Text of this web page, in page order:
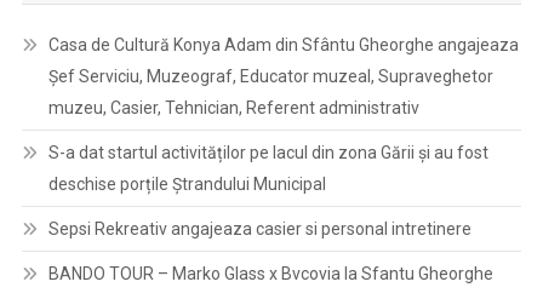
Casa de Cultură Konya Adam din Sfântu Gheorghe angajeaza
Șef Serviciu, Muzeograf, Educator muzeal, Supraveghetor
muzeu, Casier, Tehnician, Referent administrativ
S-a dat startul activităților pe lacul din zona Gării și au fost
deschise porțile Ștrandului Municipal
Sepsi Rekreativ angajeaza casier si personal intretinere
BANDO TOUR – Marko Glass x Bvcovia la Sfantu Gheorghe